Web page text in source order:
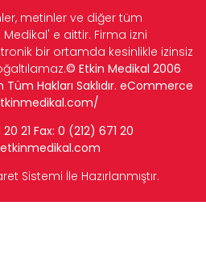
metinler ve diğer tüm
Medikal' e aittir. Firma izni
bir ortamda kesinlikle izinsiz
© Etkin Medikal 2006
Hakları Saklıdır. eCommerce
20 21 Fax: 0 (212) 671 20
Sistemi İle Hazırlanmıştır.